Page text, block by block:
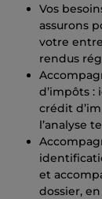
Vos
assurons
votre
rendus
d’impôts :
crédit
l’analyse
et
dossier,